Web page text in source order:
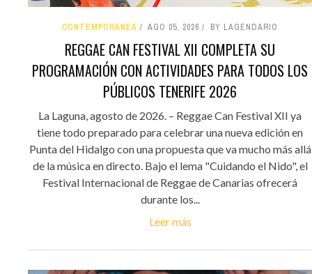
CONTEMPORÁNEA AGO 05, 2026 BY LAGENDARIO
REGGAE CAN FESTIVAL XII COMPLETA SU
PROGRAMACIÓN CON ACTIVIDADES PARA TODOS LOS
PÚBLICOS TENERIFE 2026
La Laguna, agosto de 2026. – Reggae Can Festival XII ya
tiene todo preparado para celebrar una nueva edición en
Punta del Hidalgo con una propuesta que va mucho más allá
de la música en directo. Bajo el lema "Cuidando el Nido", el
Festival Internacional de Reggae de Canarias ofrecerá
durante los...
Leer más